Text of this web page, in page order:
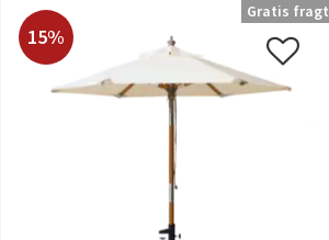
15%
Gratis fragt